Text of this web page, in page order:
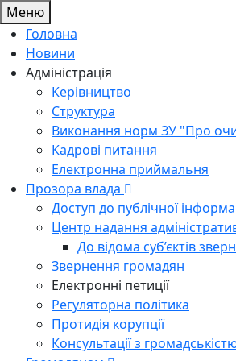
Меню
Головна
Новини
Адміністрація
Керівництво
Структура
Виконання норм ЗУ "Про
Кадрові питання
Електронна приймальня
Прозора влада
Доступ до публічної
Центр надання
До відома суб’єктів
Звернення громадян
Електронні петиції
Регуляторна політика
Протидія корупції
Консультації з